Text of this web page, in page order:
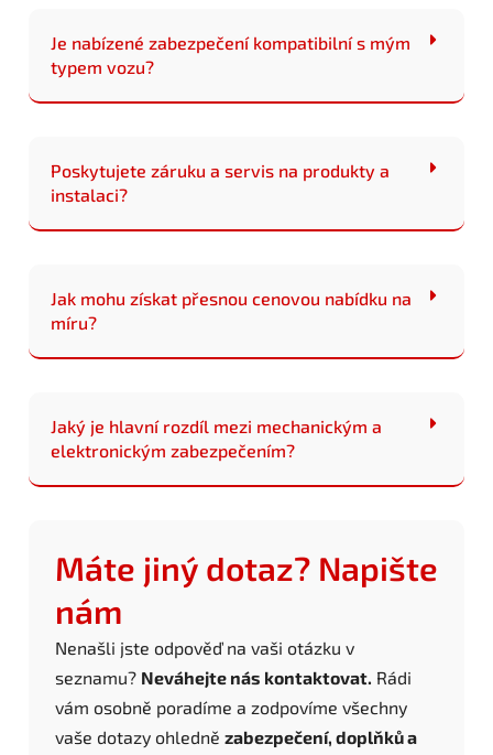
Je nabízené zabezpečení kompatibilní s mým
typem vozu?
Poskytujete záruku a servis na produkty a
instalaci?
Jak mohu získat přesnou cenovou nabídku na
míru?
Jaký je hlavní rozdíl mezi mechanickým a
elektronickým zabezpečením?
Máte jiný dotaz? Napište
nám
Nenašli jste odpověď na vaši otázku v
seznamu? Neváhejte nás kontaktovat. Rádi
vám osobně poradíme a zodpovíme všechny
vaše dotazy ohledně zabezpečení, doplňků a